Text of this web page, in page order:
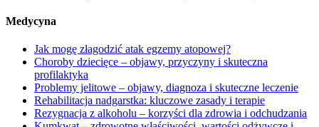
Medycyna
Jak mogę złagodzić atak egzemy atopowej?
Choroby dziecięce – objawy, przyczyny i skuteczna
profilaktyka
Problemy jelitowe – objawy, diagnoza i skuteczne leczenie
Rehabilitacja nadgarstka: kluczowe zasady i terapie
Rezygnacja z alkoholu – korzyści dla zdrowia i odchudzania